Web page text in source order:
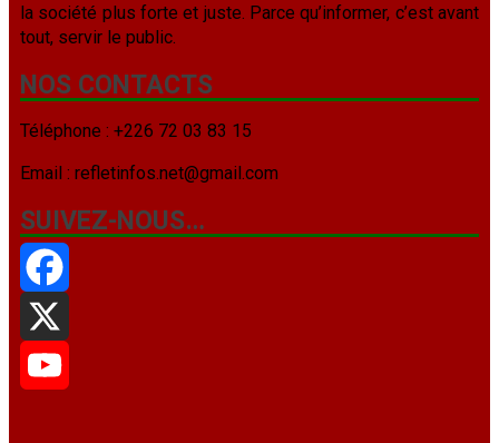
la société plus forte et juste. Parce qu’informer, c’est avant
tout, servir le public.
NOS CONTACTS
Téléphone : +226 72 03 83 15
Email : refletinfos.net@gmail.com
SUIVEZ-NOUS…
Facebook
X